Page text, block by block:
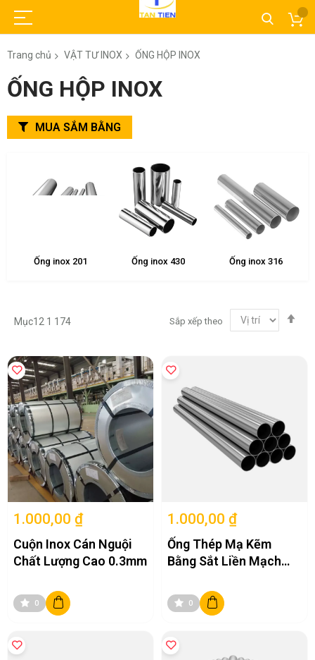
Trang chủ VẬT TƯ INOX ỐNG HỘP INOX
ỐNG HỘP INOX
Ống inox 201 Ống inox 430 Ống inox 316
Mục12 1 174 Sắp xếp theo
1.000,00 ₫
Cuộn Inox Cán Nguội
Chất Lượng Cao 0.3mm
0
1.000,00 ₫
Ống Thép Mạ Kẽm
Bằng Sắt Liền Mạch
0
MUA SẮM BẰNG